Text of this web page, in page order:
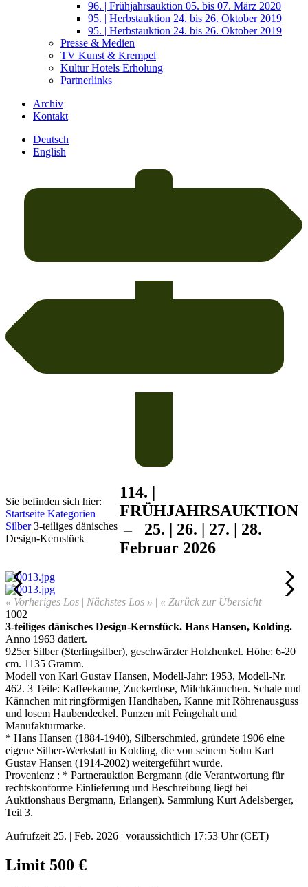
96. | Frühjahrsauktion 05. bis 07. März 2020
95. | Herbstauktion 24. bis 26. Oktober 2019
95. | Herbstauktion 24. bis 26. Oktober 2019
Presse & Medien
TV Kunst & Krempel
Kultur Hotels Erholung
Partnerlinks
Archiv
Kontakt
Deutsch
English
Sie befinden sich hier:
Startseite Kategorien
Silber 3-teiliges dänisches
Design-Kernstück
114. |
FRÜHJAHRSAUKTION
– 25. | 26. | 27. | 28.
Februar 2026
« Vorheriges Los | Nächstes Los » | « Zurück zur Übersicht
1002
3-teiliges dänisches Design-Kernstück. Hans Hansen, Kolding.
Anno 1963 datiert.
925er Silber (Sterlingsilber), geschwärzter Holzhenkel. Höhe: 6-20
cm. 1135 Gramm.
Modell von Karl Gustav Hansen, Modell-Jahr: 1953, Modell-Nr.
462. 3 Teile: Kaffeekanne, Zuckerdose, Milchkännchen. Schale und
Kännchen mit ringförmigen Handhaben, Kanne mit Röhrenausguss
und losem Haubendeckel. Punzen mit Feingehalt und
Manufakturmarke.
* Hans Hansen (1884-1940), Silberschmied, gründete 1906 eine
eigene Silber-Werkstatt in Kolding, die von seinem Sohn Karl
Gustav Hansen (1914-2002) weitergeführt wurde.
Provenienz : * Partnerauktion Bergmann (die Verantwortung für
rechtskonforme Einlieferung und Beschreibung liegt bei
Auktionshaus Bergmann, Erlangen). Sammlung Kurt Adelsberger,
Teil 3.
Aufrufzeit 25. | Feb. 2026 | voraussichtlich 17:53 Uhr (CET)
Limit 500 €